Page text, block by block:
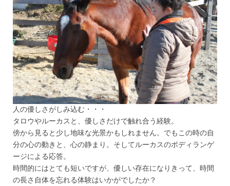
人の優しさがしみ込む・・・
タロウやルーカスと、優しさだけで触れ合う経験。
傍から見ると少し地味な光景かもしれません。でもこの時の自
分の心の動きと、心の静まり。そしてルーカスのボディランゲ
ージによる応答。
時間的にはとても短いですが、優しい存在になりきって、時間
の長さ自体を忘れる体験はいかがでしたか？